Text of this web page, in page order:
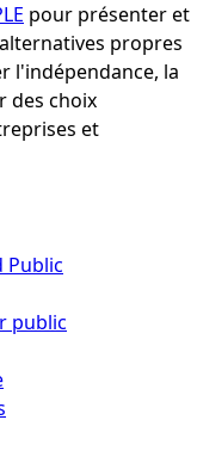
pour présenter et
propres
l'indépendance, la
des choix
et
Public
public